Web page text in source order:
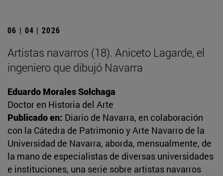
06 | 04 | 2026
Artistas navarros (18). Aniceto Lagarde, el
ingeniero que dibujó Navarra
Eduardo Morales Solchaga
Doctor en Historia del Arte
Publicado en: Diario de Navarra, en colaboración
con la Cátedra de Patrimonio y Arte Navarro de la
Universidad de Navarra, aborda, mensualmente, de
la mano de especialistas de diversas universidades
e instituciones, una serie sobre artistas navarros